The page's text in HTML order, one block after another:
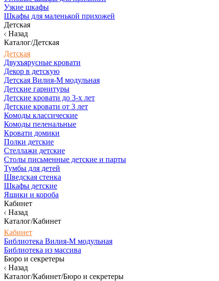
Узкие шкафы
Шкафы для маленькой прихожей
Детская
Назад
Каталог/Детская
Детская
Двухъярусные кровати
Декор в детскую
Детская Вилия-М модульная
Детские гарнитуры
Детские кровати до 3-х лет
Детские кровати от 3 лет
Комоды классические
Комоды пеленальные
Кровати домики
Полки детские
Стеллажи детские
Столы письменные детские и парты
Тумбы для детей
Шведская стенка
Шкафы детские
Ящики и короба
Кабинет
Назад
Каталог/Кабинет
Кабинет
Библиотека Вилия-М модульная
Библиотека из массива
Бюро и секретеры
Назад
Каталог/Кабинет/Бюро и секретеры